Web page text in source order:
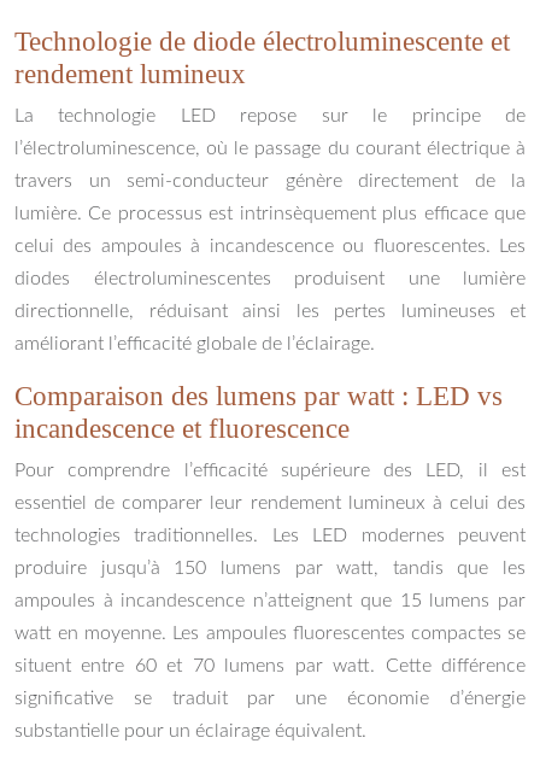
Technologie de diode électroluminescente et
rendement lumineux
La technologie LED repose sur le principe de
l’électroluminescence, où le passage du courant électrique à
travers un semi-conducteur génère directement de la
lumière. Ce processus est intrinsèquement plus efficace que
celui des ampoules à incandescence ou fluorescentes. Les
diodes électroluminescentes produisent une lumière
directionnelle, réduisant ainsi les pertes lumineuses et
améliorant l’efficacité globale de l’éclairage.
Comparaison des lumens par watt : LED vs
incandescence et fluorescence
Pour comprendre l’efficacité supérieure des LED, il est
essentiel de comparer leur rendement lumineux à celui des
technologies traditionnelles. Les LED modernes peuvent
produire jusqu’à 150 lumens par watt, tandis que les
ampoules à incandescence n’atteignent que 15 lumens par
watt en moyenne. Les ampoules fluorescentes compactes se
situent entre 60 et 70 lumens par watt. Cette différence
significative se traduit par une économie d’énergie
substantielle pour un éclairage équivalent.